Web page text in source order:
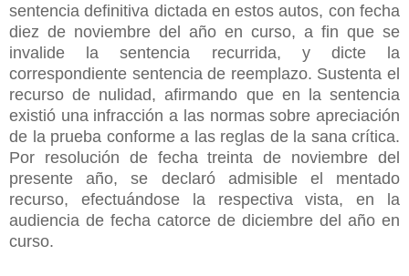
sentencia definitiva dictada en estos autos, con fecha
diez de noviembre del año en curso, a fin que se
invalide la sentencia recurrida, y dicte la
correspondiente sentencia de reemplazo. Sustenta el
recurso de nulidad, afirmando que en la sentencia
existió una infracción a las normas sobre apreciación
de la prueba conforme a las reglas de la sana crítica.
Por resolución de fecha treinta de noviembre del
presente año, se declaró admisible el mentado
recurso, efectuándose la respectiva vista, en la
audiencia de fecha catorce de diciembre del año en
curso.